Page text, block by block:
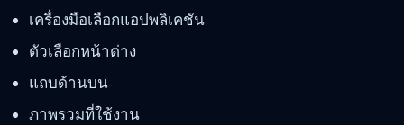
เครื่องมือเลือกแอปพลิเคชัน
ตัวเลือกหน้าต่าง
แถบด้านบน
ภาพรวมที่ใช้งาน